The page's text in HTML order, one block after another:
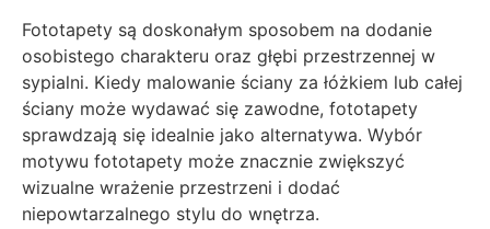
Fototapety są doskonałym sposobem na dodanie
osobistego charakteru oraz głębi przestrzennej w
sypialni. Kiedy malowanie ściany za łóżkiem lub całej
ściany może wydawać się zawodne, fototapety
sprawdzają się idealnie jako alternatywa. Wybór
motywu fototapety może znacznie zwiększyć
wizualne wrażenie przestrzeni i dodać
niepowtarzalnego stylu do wnętrza.